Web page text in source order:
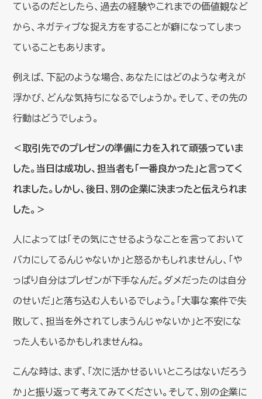
ているのだとしたら、過去の経験やこれまでの価値観など
から、ネガティブな捉え方をすることが癖になってしまっ
ていることもあります。
例えば、下記のような場合、あなたにはどのような考えが
浮かび、どんな気持ちになるでしょうか。そして、その先の
行動はどうでしょう。
＜取引先でのプレゼンの準備に力を入れて頑張っていま
した。当日は成功し、担当者も「一番良かった」と言ってく
れました。しかし、後日、別の企業に決まったと伝えられま
した。＞
人によっては「その気にさせるようなことを言っておいて
バカにしてるんじゃないか」と怒るかもしれませんし、「や
っぱり自分はプレゼンが下手なんだ。ダメだったのは自分
のせいだ」と落ち込む人もいるでしょう。「大事な案件で失
敗して、担当を外されてしまうんじゃないか」と不安にな
った人もいるかもしれませんね。
こんな時は、まず、「次に活かせるいいところはないだろう
か」と振り返って考えてみてください。そして、別の企業に